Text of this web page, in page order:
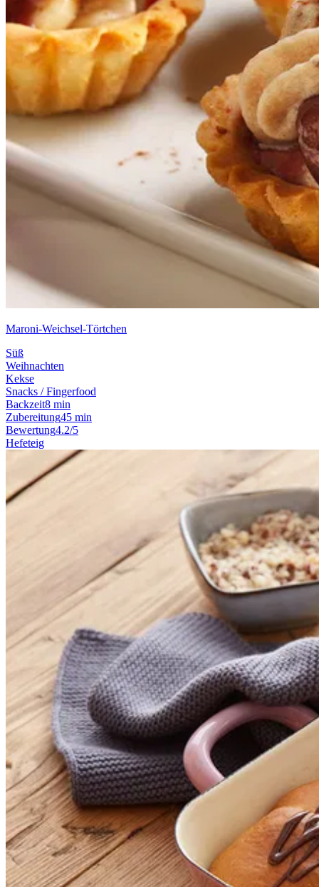
Maroni-Weichsel-Törtchen
Süß
Weihnachten
Kekse
Snacks / Fingerfood
Backzeit8 min
Zubereitung45 min
Bewertung4.2/5
Hefeteig